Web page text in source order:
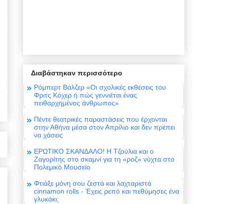
Διαβάστηκαν περισσότερο
Ρόμπερτ Βάλζερ «Οι σχολικές εκθέσεις του
Φριτς Κόχερ ή πώς γεννιέται ένας
πειθαρχημένος άνθρωπος»
Πέντε θεατρικές παραστάσεις που έρχονται
στην Αθήνα μέσα στον Απρίλιο και δεν πρέπει
να χάσεις
ΕΡΩΤΙΚΟ ΣΚΑΝΔΑΛΟ! Η Τζούλια και ο
Ζαγορίτης στο σκαμνί για τη «ροζ» νύχτα στο
Πολεμικό Μουσείο
Φτιάξε μόνη σου ζεστά και λαχταριστά
cinnamon rolls - Έχεις ρεπό και πεθύμησες ένα
γλυκάκι;